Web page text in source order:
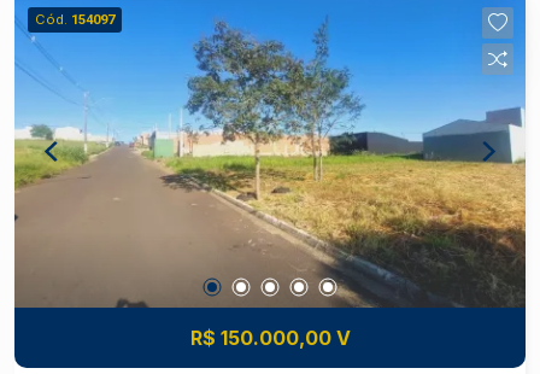
facilitando a construção Rua tranquila e com boa
vizinhança Documentação em ordem Ideal para
projetos residenciais Aproveite esta
oportunidade de investir em um dos bairros mais
promissores de Piracicaba. Construa seu futuro
com quem é agente de desenvolvimento do
mercado imobiliário de Piracicaba. Agende sua
Cód. 154097
R$ 150.000,00 V